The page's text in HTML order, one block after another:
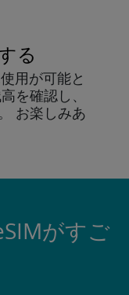
る
使用が可能と
を確認し、
お楽しみあ
がすご